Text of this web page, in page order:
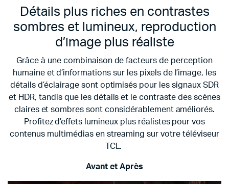
Détails plus riches en contrastes
sombres et lumineux, reproduction
d’image plus réaliste
Grâce à une combinaison de facteurs de perception
humaine et d’informations sur les pixels de l’image, les
détails d’éclairage sont optimisés pour les signaux SDR
et HDR, tandis que les détails et le contraste des scènes
claires et sombres sont considérablement améliorés.
Profitez d’effets lumineux plus réalistes pour vos
contenus multimédias en streaming sur votre téléviseur
TCL.
Avant et Après